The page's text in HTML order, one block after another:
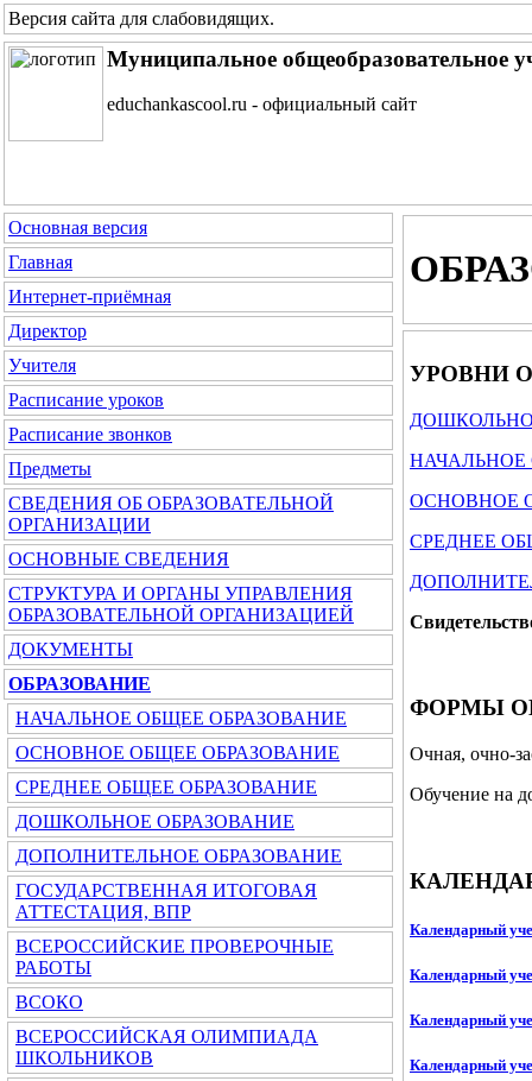
Версия сайта для слабовидящих.
Муниципальное общеобразовательное
educhankascool.ru - официальный сайт
Основная версия
Главная
Интернет-приёмная
Директор
Учителя
Расписание уроков
Расписание звонков
Предметы
СВЕДЕНИЯ ОБ ОБРАЗОВАТЕЛЬНОЙ
ОРГАНИЗАЦИИ
ОСНОВНЫЕ СВЕДЕНИЯ
СТРУКТУРА И ОРГАНЫ УПРАВЛЕНИЯ
ОБРАЗОВАТЕЛЬНОЙ ОРГАНИЗАЦИЕЙ
ДОКУМЕНТЫ
ОБРАЗОВАНИЕ
НАЧАЛЬНОЕ ОБЩЕЕ ОБРАЗОВАНИЕ
ОСНОВНОЕ ОБЩЕЕ ОБРАЗОВАНИЕ
СРЕДНЕЕ ОБЩЕЕ ОБРАЗОВАНИЕ
ДОШКОЛЬНОЕ ОБРАЗОВАНИЕ
ДОПОЛНИТЕЛЬНОЕ ОБРАЗОВАНИЕ
ГОСУДАРСТВЕННАЯ ИТОГОВАЯ
АТТЕСТАЦИЯ, ВПР
ВСЕРОССИЙСКИЕ ПРОВЕРОЧНЫЕ
РАБОТЫ
ВСОКО
ВСЕРОССИЙСКАЯ ОЛИМПИАДА
ШКОЛЬНИКОВ
УРОВНИ
НАЧАЛЬНОЕ
ОСНОВНОЕ
СРЕДНЕЕ
ФОРМЫ
Очная, очно-
Обучение на
Календарный
Календарный
Календарный
Календарный